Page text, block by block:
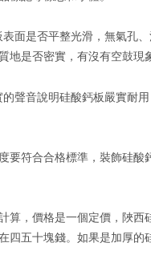
面是否平整光滑，無氣孔
地是否密實，有沒有空鼓現
聲音說明硅酸鈣板嚴實耐
要符合合格標準，裝飾硅
算，價格是一個定價，陜
四五十塊錢。如果是加厚的